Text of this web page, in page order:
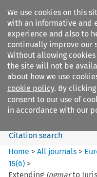
We use cookies on this
with an informative and
experience and also to
continually improve our
Without allowing
the site will not be
about how we use
cookie policy. By clicking
consent to our use of
in accordance with our
Search
European Review of
Law
Citation search
Home >All journals >
15(6) >
Extending Ingmarto